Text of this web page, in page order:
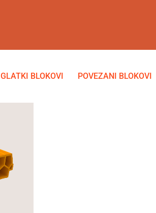
GLATKI BLOKOVI POVEZANI BLOKOVI